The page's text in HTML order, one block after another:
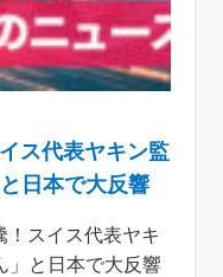
ス代表ヤキン監
日本で大反響
！スイス代表ヤキ
」と日本で大反響